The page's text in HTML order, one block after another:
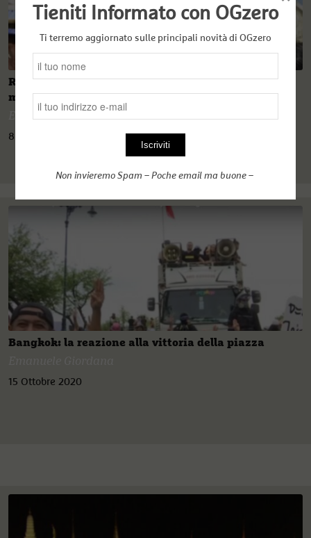
Rohingya: il genocidio silenzioso di una comunità
musulmana nella sua città
Emanuele Giordana
8 Dicembre 2020
Bangkok: la reazione alla vittoria della piazza
15 Ottobre 2020
Tieniti Informato con OGzero
Ti terremo aggiornato sulle principali novità di OGzero
Non invieremo Spam – Poche email ma buone –